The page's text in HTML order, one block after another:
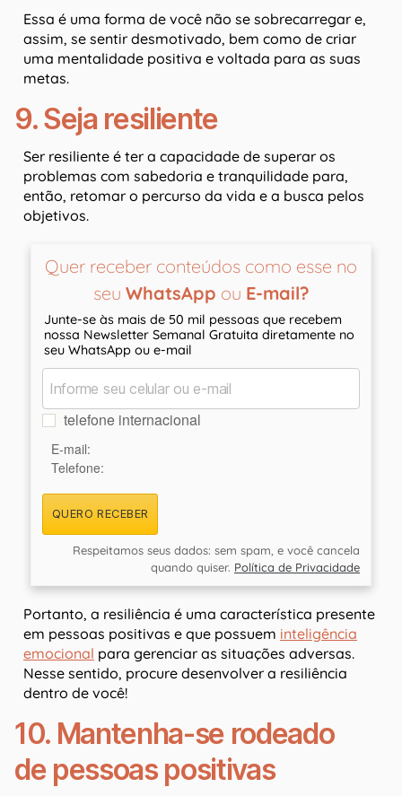
Essa é uma forma de você não se sobrecarregar e,
assim, se sentir desmotivado, bem como de criar
uma mentalidade positiva e voltada para as suas
metas.
9. Seja resiliente
Ser resiliente é ter a capacidade de superar os
problemas com sabedoria e tranquilidade para,
então, retomar o percurso da vida e a busca pelos
objetivos.
Quer receber conteúdos como esse no
seu WhatsApp ou E-mail?
Junte-se às mais de 50 mil pessoas que recebem
nossa Newsletter Semanal Gratuita diretamente no
seu WhatsApp ou e-mail
telefone internacional
E-mail:
Telefone:
QUERO RECEBER
Respeitamos seus dados: sem spam, e você cancela
quando quiser. Política de Privacidade
Portanto, a resiliência é uma característica presente
em pessoas positivas e que possuem inteligência
emocional para gerenciar as situações adversas.
Nesse sentido, procure desenvolver a resiliência
dentro de você!
10. Mantenha-se rodeado
de pessoas positivas